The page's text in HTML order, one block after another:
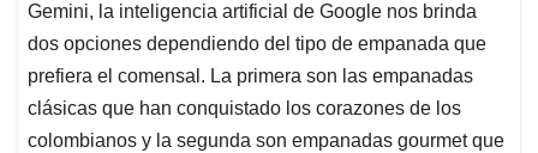
Gemini, la inteligencia artificial de Google nos brinda
dos opciones dependiendo del tipo de empanada que
prefiera el comensal. La primera son las empanadas
clásicas que han conquistado los corazones de los
colombianos y la segunda son empanadas gourmet que